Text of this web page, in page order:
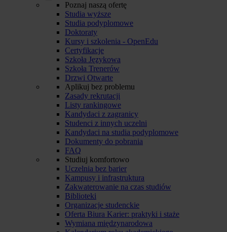
Poznaj naszą ofertę
Studia wyższe
Studia podyplomowe
Doktoraty
Kursy i szkolenia - OpenEdu
Certyfikacje
Szkoła Językowa
Szkoła Trenerów
Drzwi Otwarte
Aplikuj bez problemu
Zasady rekrutacji
Listy rankingowe
Kandydaci z zagranicy
Studenci z innych uczelni
Kandydaci na studia podyplomowe
Dokumenty do pobrania
FAQ
Studiuj komfortowo
Uczelnia bez barier
Kampusy i infrastruktura
Zakwaterowanie na czas studiów
Biblioteki
Organizacje studenckie
Oferta Biura Karier: praktyki i staże
Wymiana międzynarodowa